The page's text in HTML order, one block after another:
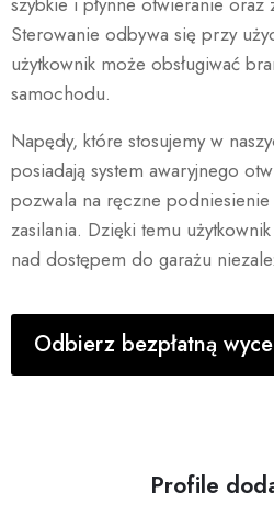
Sterowanie odbywa się przy
użytkownik może obsługiwać
samochodu.
Napędy, które stosujemy w
posiadają system awaryjnego
pozwala na ręczne
zasilania. Dzięki temu
nad dostępem do garażu
Odbierz bezpłatną
Profile